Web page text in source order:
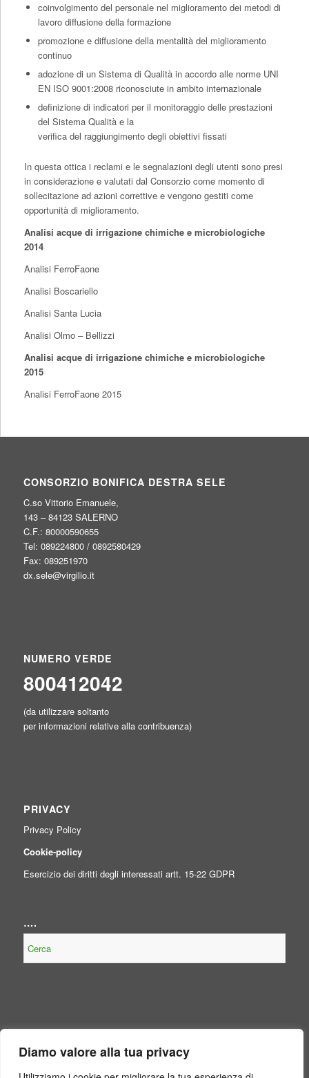
Diamo valore alla tua privacy
coinvolgimento del personale nel miglioramento dei metodi di
lavoro diffusione della formazione
promozione e diffusione della mentalità del miglioramento
continuo
adozione di un Sistema di Qualità in accordo alle norme UNI
EN ISO 9001:2008 riconosciute in ambito internazionale
definizione di indicatori per il monitoraggio delle prestazioni
del Sistema Qualità e la
verifica del raggiungimento degli obiettivi fissati
In questa ottica i reclami e le segnalazioni degli utenti sono presi
in considerazione e valutati dal Consorzio come momento di
sollecitazione ad azioni correttive e vengono gestiti come
opportunità di miglioramento.
Analisi acque di irrigazione chimiche e microbiologiche
2014
Analisi FerroFaone
Analisi Boscariello
Analisi Santa Lucia
Analisi Olmo – Bellizzi
Analisi acque di irrigazione chimiche e microbiologiche
2015
Analisi FerroFaone 2015
CONSORZIO BONIFICA DESTRA SELE
C.so Vittorio Emanuele,
143 – 84123 SALERNO
C.F.: 80000590655
Tel: 089224800 / 0892580429
Fax: 089251970
dx.sele@virgilio.it
NUMERO VERDE
800412042
(da utilizzare soltanto
per informazioni relative alla contribuenza)
PRIVACY
Privacy Policy
Cookie-policy
Esercizio dei diritti degli interessati artt. 15-22 GDPR
….
NOTE LEGALI
Contenuto non presente perché non obbligatorio, per legge, per il